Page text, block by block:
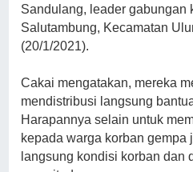
Sandulang, leader gabungan
Salutambung, Kecamatan
(20/1/2021).
Cakai mengatakan, mereka
mendistribusi langsung
Harapannya selain untuk
kepada warga korban gempa
langsung kondisi korban dan